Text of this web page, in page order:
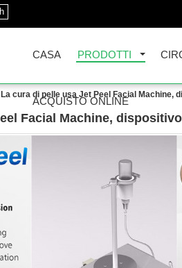
CASA PRODOTTI
ACQUISTO ONLINE
La cura di pelle usa Jet Peel Facial Machine,
Facial Machine,